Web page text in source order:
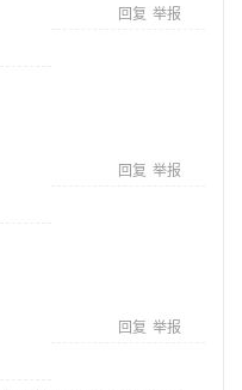
回复 举报
回复 举报
回复 举报